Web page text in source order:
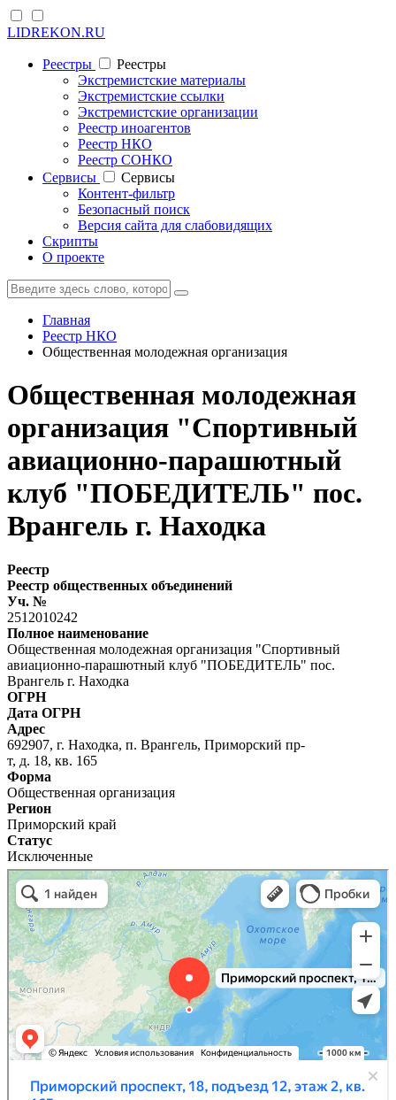
LIDREKON.RU
Реестры
Реестры
Экстремистские материалы
Экстремистские ссылки
Экстремистские организации
Реестр иноагентов
Реестр НКО
Реестр СОНКО
Cервисы
Cервисы
Контент-фильтр
Безопасный поиск
Версия сайта для слабовидящих
Скрипты
О проекте
Главная
Реестр НКО
Общественная молодежная организация
Общественная молодежная
организация "Спортивный
авиационно-парашютный
клуб "ПОБЕДИТЕЛЬ" пос.
Врангель г. Находка
Реестр
Реестр общественных объединений
Уч. №
2512010242
Полное наименование
Общественная молодежная организация "Спортивный
авиационно-парашютный клуб "ПОБЕДИТЕЛЬ" пос.
Врангель г. Находка
ОГРН
Дата ОГРН
Адрес
692907, г. Находка, п. Врангель, Приморский пр-
т, д. 18, кв. 165
Форма
Общественная организация
Регион
Приморский край
Статус
Исключенные